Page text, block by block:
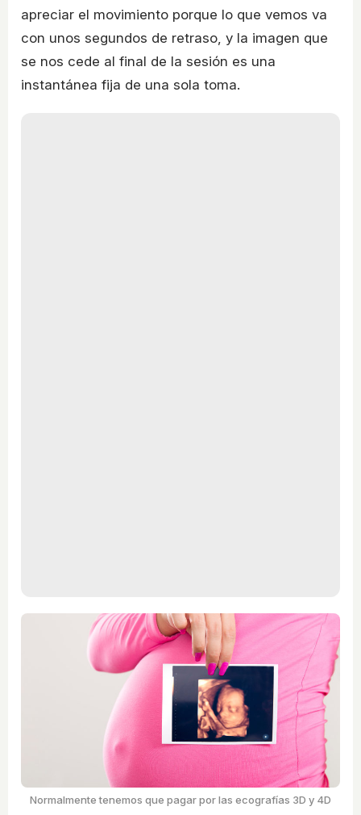
apreciar el movimiento porque lo que vemos va
con unos segundos de retraso, y la imagen que
se nos cede al final de la sesión es una
instantánea fija de una sola toma.
Normalmente tenemos que pagar por las ecografías 3D y 4D